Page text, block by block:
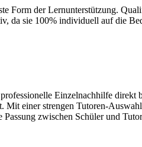
Form der Lernunterstützung.
da sie 100% individuell auf die
Einzelnachhilfe direkt
Mit einer strengen Tutoren-
zwischen Schüler und